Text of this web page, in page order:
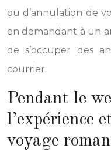
ou d’annulation de
en demandant à un
de s’occuper des
courrier.
Pendant le
l’expérience
voyage